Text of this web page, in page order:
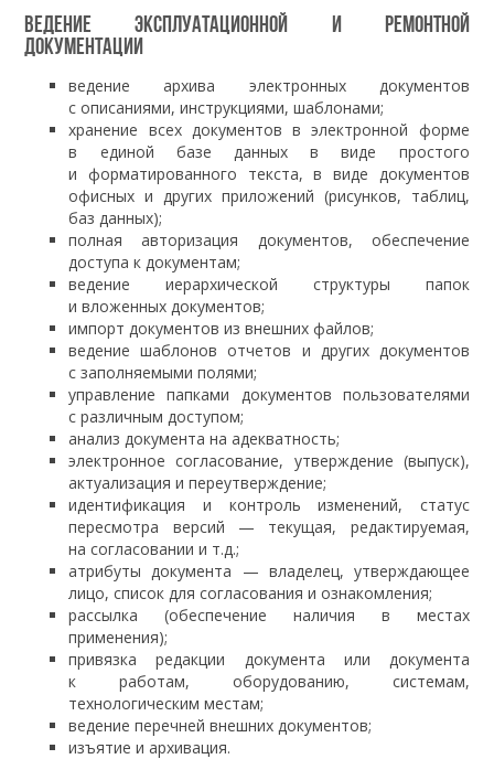
Ведение эксплуатационной и ремонтной
документации
ведение архива электронных документов
с описаниями, инструкциями, шаблонами;
хранение всех документов в электронной форме
в единой базе данных в виде простого
и форматированного текста, в виде документов
офисных и других приложений (рисунков, таблиц,
баз данных);
полная авторизация документов, обеспечение
доступа к документам;
ведение иерархической структуры папок
и вложенных документов;
импорт документов из внешних файлов;
ведение шаблонов отчетов и других документов
с заполняемыми полями;
управление папками документов пользователями
с различным доступом;
анализ документа на адекватность;
электронное согласование, утверждение (выпуск),
актуализация и переутверждение;
идентификация и контроль изменений, статус
пересмотра версий — текущая, редактируемая,
на согласовании и т.д.;
атрибуты документа — владелец, утверждающее
лицо, список для согласования и ознакомления;
рассылка (обеспечение наличия в местах
применения);
привязка редакции документа или документа
к работам, оборудованию, системам,
технологическим местам;
ведение перечней внешних документов;
изъятие и архивация.